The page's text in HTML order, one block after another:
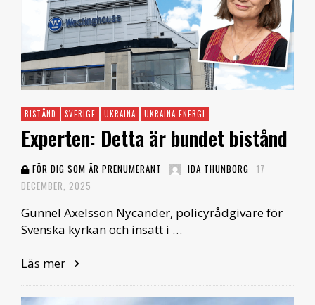
BISTÅND SVERIGE UKRAINA UKRAINA ENERGI
Experten: Detta är bundet bistånd
FÖR DIG SOM ÄR PRENUMERANT IDA THUNBORG 17
DECEMBER, 2025
Gunnel Axelsson Nycander, policyrådgivare för
Svenska kyrkan och insatt i …
Läs mer